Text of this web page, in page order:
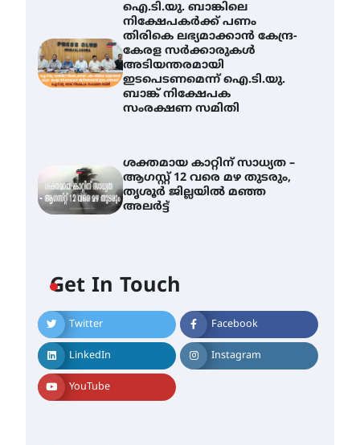
ഐ.ടി.യു. ബാങ്കിലെ
നിക്ഷേപകർക്ക് പണം
തിരികെ ലഭ്യമാക്കാൻ കേന്ദ്ര-
കേരള സർക്കാരുകൾ
അടിയന്തരമായി
ഇടപെടണമെന്ന് ഐ.ടി.യു.
ബാങ്ക് നിക്ഷേപക
സംരക്ഷണ സമിതി
ശക്തമായ കാറ്റിന് സാധ്യത –
ആഗസ്റ്റ് 12 വരെ മഴ തുടരും,
തൃശൂർ ജില്ലയിൽ മഞ്ഞ
അലർട്ട്
Get In Touch
Twitter Facebook
LinkedIn Instagram
YouTube
തിരനോട്ടം ‘അരങ്ങ് 2026’
ഉണർന്നു
August 8, 2026
ഐ.ടി.യു. ബാങ്കിലെ
നിക്ഷേപകർക്ക് പണം